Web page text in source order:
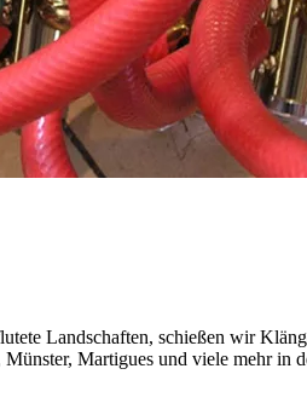
Landschaften, schießen wir
Martigues und viele mehr